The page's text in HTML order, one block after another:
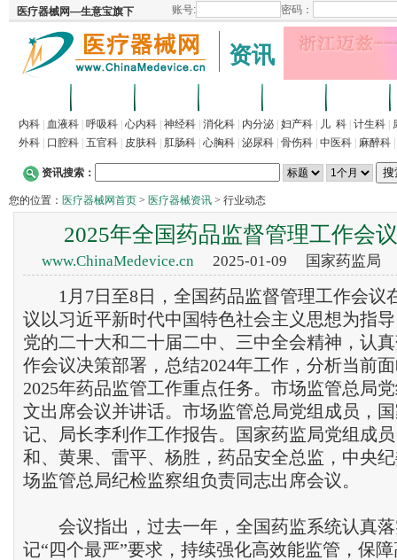
资讯
内科 血液科 呼吸科 心内科 神经科 消化科 内分泌 妇产科 儿 科 计生科
外科
口腔科 五官科 皮肤科 肛肠科 心胸科 泌尿科 骨伤科 中医科 麻醉科
资讯搜索：
您的位置： 医疗器械网首页 > 医疗器械资讯 > 行业动态
2025年全国药品监督管理工作会
www.ChinaMedevice.cn2025-01-09 国家药监局
1月7日至8日，全国药品监督管理工作会议
议以习近平新时代中国特色社会主义思想为指
党的二十大和二十届二中、三中全会精神，认
作会议决策部署，总结2024年工作，分析当前
2025年药品监管工作重点任务。市场监管总局
文出席会议并讲话。市场监管总局党组成员，
记、局长李利作工作报告。国家药监局党组成
和、黄果、雷平、杨胜，药品安全总监，中央
场监管总局纪检监察组负责同志出席会议。
会议指出，过去一年，全国药监系统认真落
记“四个最严”要求，持续强化高效能监管，保